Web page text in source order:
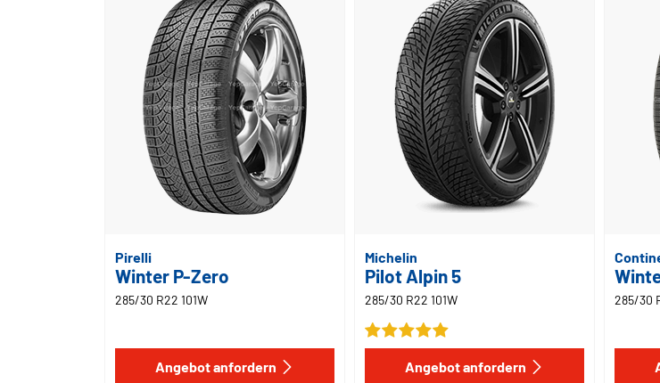
Pirelli
Winter P-Zero
285/30 R22 101W
Angebot anfordern
Michelin
Pilot Alpin 5
285/30 R22 101W
Angebot anfordern
285/30